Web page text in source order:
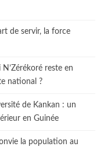
de servir, la force
reste en
national ?
de Kankan : un
en Guinée
la population au